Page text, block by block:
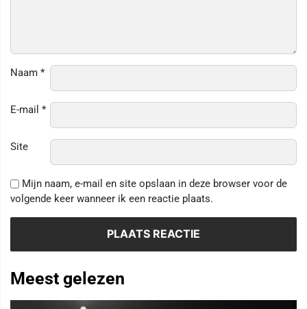
Naam *
E-mail *
Site
Mijn naam, e-mail en site opslaan in deze browser voor de
volgende keer wanneer ik een reactie plaats.
Meest gelezen